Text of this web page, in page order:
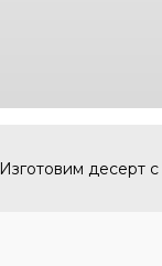
Изготовим десерт